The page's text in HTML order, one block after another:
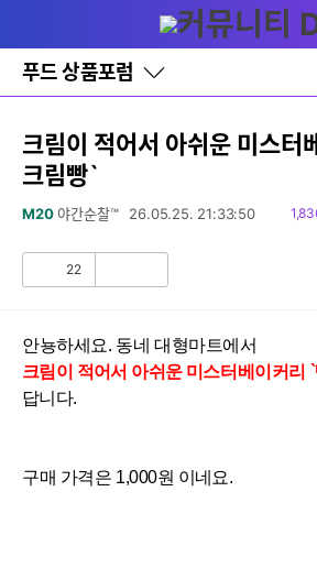
와
홈
푸드 상품포럼
바
로
기
레
창
글
크림이 적어서 아쉬운 미스터
크림빵`
M20 야간순찰™ 26.05.25. 21:33:50
읽
공22
안뇽하세요. 동네 대형마트에서
크림이 적어서 아쉬운 미스터베이커리
답니다.
구매 가격은 1,000원 이네요.